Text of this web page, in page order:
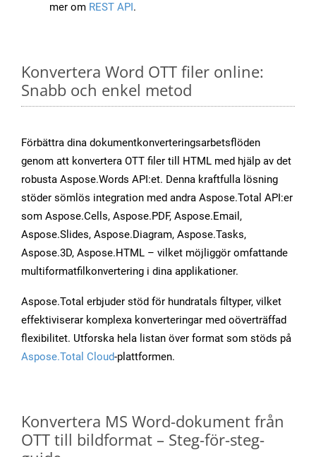
mer om REST API.
Konvertera Word OTT filer online:
Snabb och enkel metod
Förbättra dina dokumentkonverteringsarbetsflöden
genom att konvertera OTT filer till HTML med hjälp av det
robusta Aspose.Words API:et. Denna kraftfulla lösning
stöder sömlös integration med andra Aspose.Total API:er
som Aspose.Cells, Aspose.PDF, Aspose.Email,
Aspose.Slides, Aspose.Diagram, Aspose.Tasks,
Aspose.3D, Aspose.HTML – vilket möjliggör omfattande
multiformatfilkonvertering i dina applikationer.
Aspose.Total erbjuder stöd för hundratals filtyper, vilket
effektiviserar komplexa konverteringar med oöverträffad
flexibilitet. Utforska hela listan över format som stöds på
Aspose.Total Cloud-plattformen.
Konvertera MS Word-dokument från
OTT till bildformat – Steg-för-steg-